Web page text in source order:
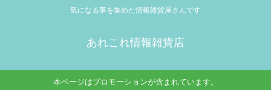
気になる事を集めた情報雑貨屋さんです
あれこれ情報雑貨店
本ページはプロモーションが含まれています。